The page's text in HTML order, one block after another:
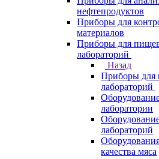
нефтепродуктов
Приборы для
материалов
Приборы для
лабораторий
Назад
Приборы для
лабораторий
лаборатории
лабораторий
качества мяса